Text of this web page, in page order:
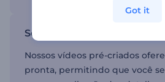
Soluções para economizar
Nossos vídeos pré-criados
pronta, permitindo que você
Got it